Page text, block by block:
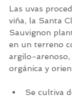
Las uvas
viña, la Santa
Sauvignon
en un terreno
argilo-arenoso,
orgánica y
Se cultiva